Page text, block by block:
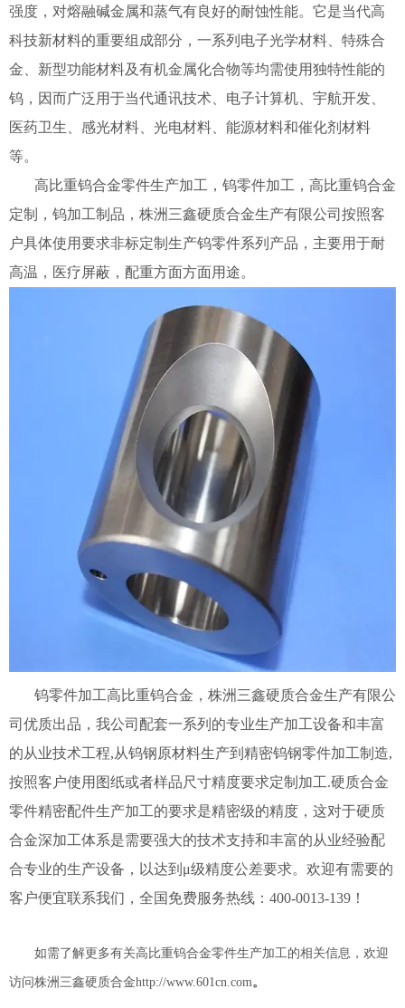
强度，对熔融碱金属和蒸气有良好的耐蚀性能。它是当代高
科技新材料的重要组成部分，一系列电子光学材料、特殊合
金、新型功能材料及有机金属化合物等均需使用独特性能的
钨，因而广泛用于当代通讯技术、电子计算机、宇航开发、
医药卫生、感光材料、光电材料、能源材料和催化剂材料
等。
高比重钨合金零件生产加工，钨零件加工，高比重钨合金
定制，钨加工制品，株洲三鑫硬质合金生产有限公司按照客
户具体使用要求非标定制生产钨零件系列产品，主要用于耐
高温，医疗屏蔽，配重方面方面用途。
钨零件加工高比重钨合金，株洲三鑫硬质合金生产有限公
司优质出品，我公司配套一系列的专业生产加工设备和丰富
的从业技术工程,从钨钢原材料生产到精密钨钢零件加工制造,
按照客户使用图纸或者样品尺寸精度要求定制加工.硬质合金
零件精密配件生产加工的要求是精密级的精度，这对于硬质
合金深加工体系是需要强大的技术支持和丰富的从业经验配
合专业的生产设备，以达到μ级精度公差要求。欢迎有需要的
客户便宜联系我们，全国免费服务热线：400-0013-139！
如需了解更多有关高比重钨合金零件生产加工的相关信息，欢迎
访问株洲三鑫硬质合金http://www.601cn.com。